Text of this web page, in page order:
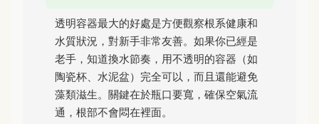
透明容器最大的好處是方便觀察根系健康和
水質狀況，對新手非常友善。如果你已經是
老手，知道換水節奏，用不透明的容器（如
陶瓷杯、水泥盆）完全可以，而且還能避免
藻類滋生。關鍵在於瓶口要寬，確保空氣流
通，根部不會悶在裡面。